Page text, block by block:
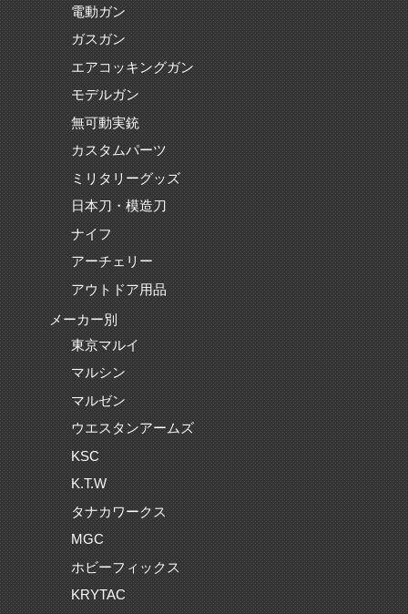
電動ガン
ガスガン
エアコッキングガン
モデルガン
無可動実銃
カスタムパーツ
ミリタリーグッズ
日本刀・模造刀
ナイフ
アーチェリー
アウトドア用品
メーカー別
東京マルイ
マルシン
マルゼン
ウエスタンアームズ
KSC
K.T.W
タナカワークス
MGC
ホビーフィックス
KRYTAC